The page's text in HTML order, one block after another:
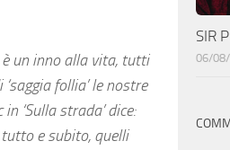
è un inno alla vita, tutti
follia’ le nostre
‘Sulla strada’ dice:
tutto e subito, quelli
SIR
06/